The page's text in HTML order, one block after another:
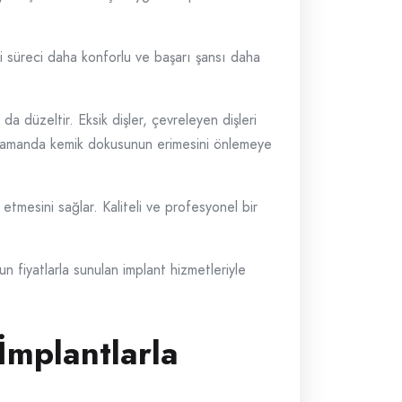
daha konforlu ve başarı şansı daha
düzeltir. Eksik dişler, çevreleyen dişleri
kemik dokusunun erimesini önlemeye
sağlar. Kaliteli ve profesyonel bir
fiyatlarla sunulan implant hizmetleriyle